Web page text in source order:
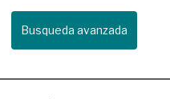
Busqueda avanzada